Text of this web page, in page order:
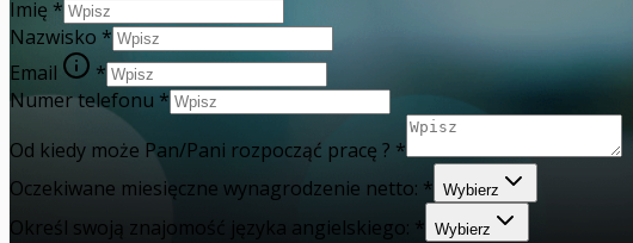
Imię *
Nazwisko *
Email
*
Numer telefonu *
Od kiedy może Pan/Pani rozpocząć pracę ? *
Oczekiwane miesięczne wynagrodzenie netto: * Wybierz
Określ swoją znajomość języka angielskiego: * Wybierz